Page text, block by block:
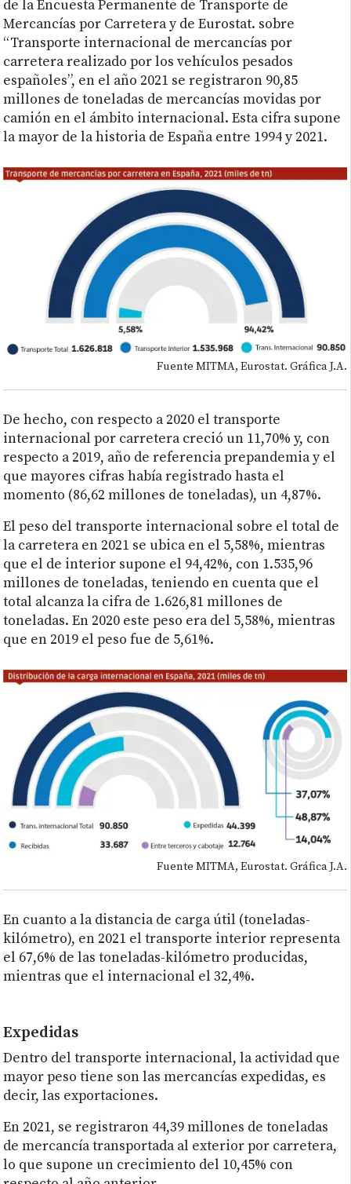
de la Encuesta Permanente de Transporte de
Mercancías por Carretera y de Eurostat. sobre
“Transporte internacional de mercancías por
carretera realizado por los vehículos pesados
españoles”, en el año 2021 se registraron 90,85
millones de toneladas de mercancías movidas por
camión en el ámbito internacional. Esta cifra supone
la mayor de la historia de España entre 1994 y 2021.
Fuente MITMA, Eurostat. Gráfica J.A.
De hecho, con respecto a 2020 el transporte
internacional por carretera creció un 11,70% y, con
respecto a 2019, año de referencia prepandemia y el
que mayores cifras había registrado hasta el
momento (86,62 millones de toneladas), un 4,87%.
El peso del transporte internacional sobre el total de
la carretera en 2021 se ubica en el 5,58%, mientras
que el de interior supone el 94,42%, con 1.535,96
millones de toneladas, teniendo en cuenta que el
total alcanza la cifra de 1.626,81 millones de
toneladas. En 2020 este peso era del 5,58%, mientras
que en 2019 el peso fue de 5,61%.
Fuente MITMA, Eurostat. Gráfica J.A.
En cuanto a la distancia de carga útil (toneladas-
kilómetro), en 2021 el transporte interior representa
el 67,6% de las toneladas-kilómetro producidas,
mientras que el internacional el 32,4%.
Expedidas
Dentro del transporte internacional, la actividad que
mayor peso tiene son las mercancías expedidas, es
decir, las exportaciones.
En 2021, se registraron 44,39 millones de toneladas
de mercancía transportada al exterior por carretera,
lo que supone un crecimiento del 10,45% con